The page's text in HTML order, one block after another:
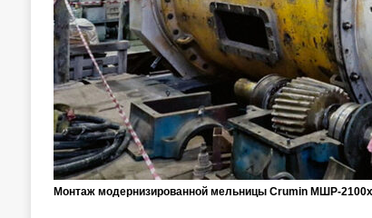
Монтаж модернизированной мельницы Crumin МШР-